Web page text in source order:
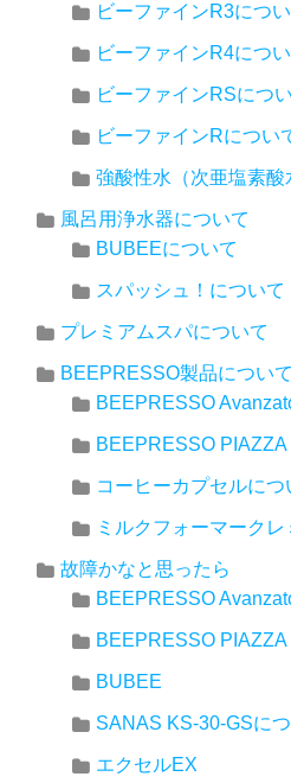
ビーファインR3につ
ビーファインR4につ
ビーファインRSにつ
ビーファインRについ
強酸性水（次亜塩素酸
風呂用浄水器について
BUBEEについて
スパッシュ！について
プレミアムスパについて
BEEPRESSO製品について
BEEPRESSO
BEEPRESSO PIAZZA
コーヒーカプセルにつ
ミルクフォーマークレ
故障かなと思ったら
BEEPRESSO
BEEPRESSO PIAZZA
BUBEE
SANAS KS-30-GSに
エクセルEX